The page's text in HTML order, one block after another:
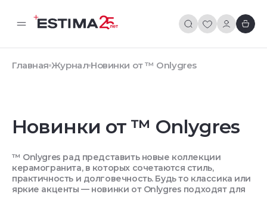
Главная Журнал Новинки от ™ Onlygres
Новинки от ™ Onlygres
™ Onlygres рад представить новые коллекции
керамогранита, в которых сочетаются стиль,
практичность и долговечность. Будь то классика или
яркие акценты — новинки от Onlygres подходят для